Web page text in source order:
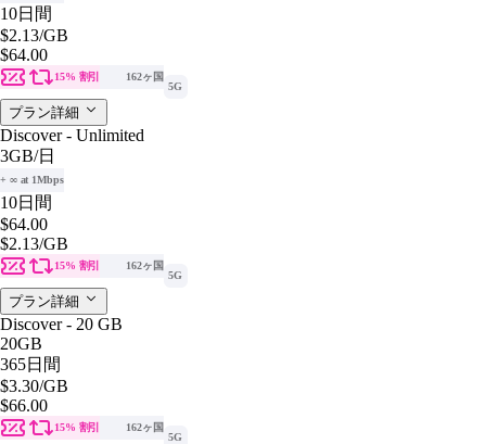
10日間
$2.13/GB
$64.00
15% 割引
162ヶ国
5G
プラン詳細
Discover - Unlimited
3GB/日
+ ∞ at 1Mbps
10日間
$64.00
$2.13/GB
15% 割引
162ヶ国
5G
プラン詳細
Discover - 20 GB
20GB
365日間
$3.30/GB
$66.00
15% 割引
162ヶ国
5G